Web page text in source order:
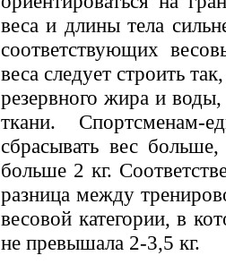
веса и длины тела
соответствующих
веса следует строить
резервного жира и
ткани. Спортсменам-
сбрасывать вес
больше 2 кг.
разница между
весовой категории, в
не превышала 2-3,5 кг.